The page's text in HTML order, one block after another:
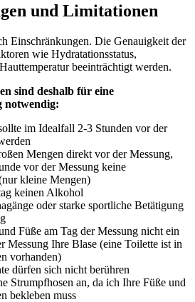
und Limitationen
Einschränkungen. Die Genauigkeit der
wie Hydratationsstatus,
beeinträchtigt werden.
sind deshalb für eine
notwendig:
im Idealfall 2-3 Stunden vor der
Mengen direkt vor der Messung,
vor der Messung keine
kleine Mengen)
keinen Alkohol
oder starke sportliche Betätigung
Füße am Tag der Messung nicht ein
Messung Ihre Blase (eine Toilette ist in
vorhanden)
dürfen sich nicht berühren
Strumpfhosen an, da ich Ihre Füße und
bekleben muss